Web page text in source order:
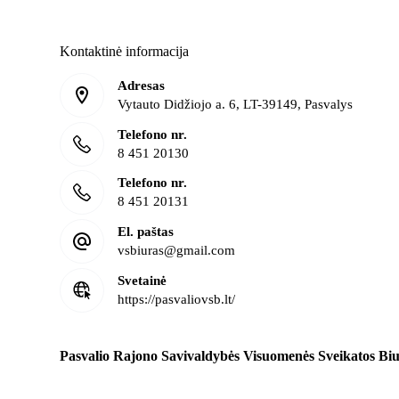
Kontaktinė informacija
Adresas
Vytauto Didžiojo a. 6, LT-39149, Pasvalys
Telefono nr.
8 451 20130
Telefono nr.
8 451 20131
El. paštas
vsbiuras@gmail.com
Svetainė
https://pasvaliovsb.lt/
Pasvalio Rajono Savivaldybės Visuomenės Sveikatos